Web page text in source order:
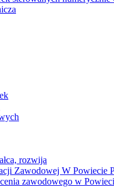
rozwija
Zawodowej W Powiecie
zawodowego w